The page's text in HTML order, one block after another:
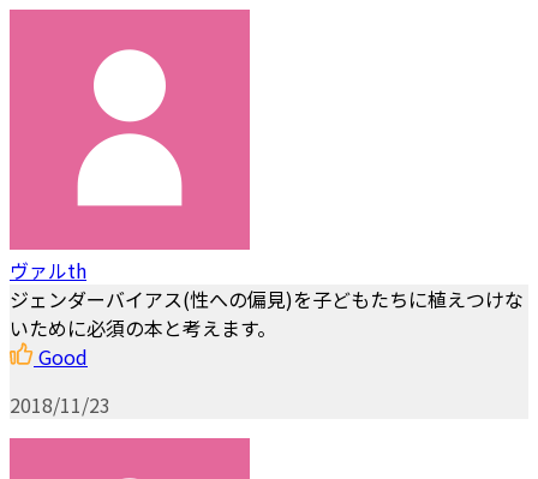
ヴァルth
ジェンダーバイアス(性への偏見)を子どもたちに植えつけな
いために必須の本と考えます。
Good
2018/11/23